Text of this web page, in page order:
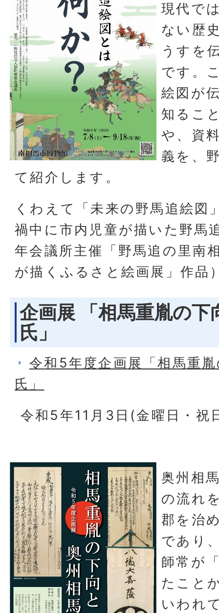
現代で
ない歴
うすを
です。
絵図が
知るこ
や、資
義を、
て紹介します。
くわえて「未来の野馬追絵図
禍中に市内児童が描いた野馬
年会議所主催「野馬追の里南
が描くふるさと絵画展」作品
企画展 「相馬重胤の下
氏」
令和5年度企画展「相馬重
氏」
令和5年11月3日(金曜日・祝
奥州相
の流れ
郡を治
であり
師常が
たこと
いわれ